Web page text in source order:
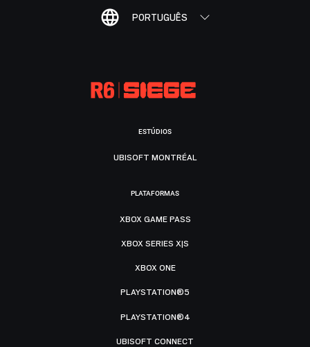
PORTUGUÊS
ESTÚDIOS
UBISOFT MONTRÉAL
PLATAFORMAS
XBOX GAME PASS
XBOX SERIES X|S
XBOX ONE
PLAYSTATION®5
PLAYSTATION®4
UBISOFT CONNECT